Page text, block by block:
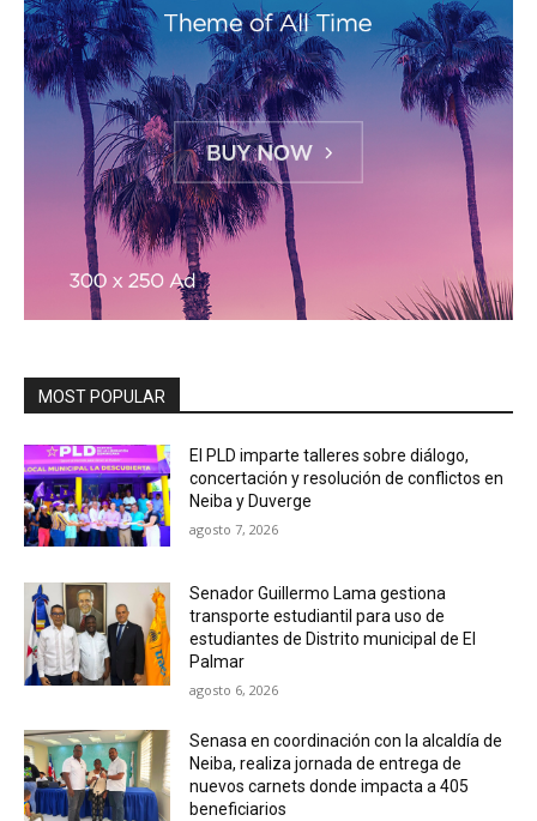
MOST POPULAR
El PLD imparte talleres sobre diálogo,
concertación y resolución de conflictos en
Neiba y Duverge
agosto 7, 2026
Senador Guillermo Lama gestiona
transporte estudiantil para uso de
estudiantes de Distrito municipal de El
Palmar
agosto 6, 2026
Senasa en coordinación con la alcaldía de
Neiba, realiza jornada de entrega de
nuevos carnets donde impacta a 405
beneficiarios